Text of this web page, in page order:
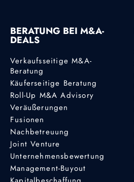
BERATUNG BEI M&A-
DEALS
Verkaufsseitige M&A-
Beratung
Käuferseitige Beratung
Roll-Up M&A Advisory
Veräußerungen
Fusionen
Nachbetreuung
Joint Venture
Unternehmensbewertung
Management-Buyout